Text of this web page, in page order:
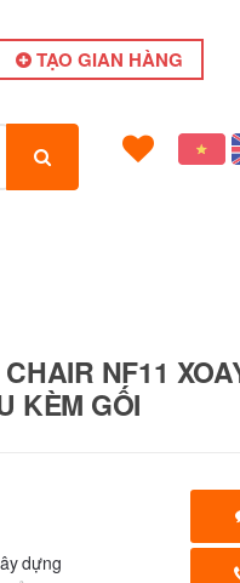
TẠO GIAN HÀNG
NF11
KÈM GỐI
dựng